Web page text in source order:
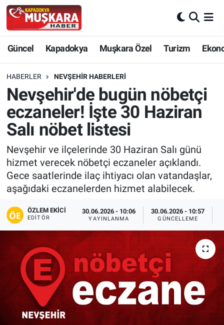
Güncel Kapadokya Muşkara Özel Turizm
HABERLER NEVŞEHIR HABERLERI
Nevşehir'de bugün nöbetçi
eczaneler! İşte 30 Haziran
Salı nöbet listesi
Nevşehir ve ilçelerinde 30 Haziran Salı günü
hizmet verecek nöbetçi eczaneler açıklandı.
Gece saatlerinde ilaç ihtiyacı olan vatandaşlar,
aşağıdaki eczanelerden hizmet alabilecek.
ÖZLEM EKICI
EDITÖR
30.06.2026 - 10:06
YAYINLANMA
30.06.2026 - 10:57
GÜNCELLEME
Güncel
SEÇİM
Muşkara Özel
Kapadokya
Turizm
Kültür - Sanat
Yaşam
VEFATLAR
Nevşehir Hava Durumu
Nevşehir Trafik Yoğunluk Haritası
Süper Lig Puan Durumu ve Fikstür
Son Dakika Haberleri
Haber Arşivi